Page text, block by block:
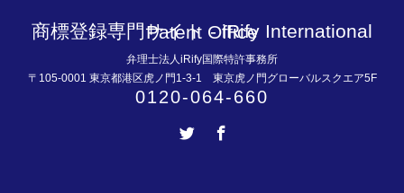
商標登録専門サイト - iRify International Patent Office
弁理士法人iRify国際特許事務所
〒105-0001 東京都港区虎ノ門1-3-1 東京虎ノ門グローバルスクエア5F
0120-064-660